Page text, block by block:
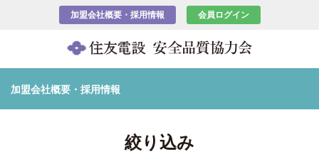
加盟会社概要・採用情報 会員ログイン
加盟会社概要・採用情報
絞り込み